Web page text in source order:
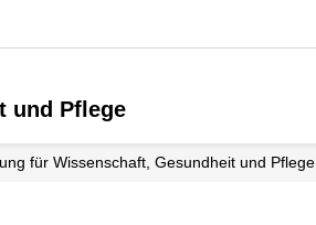
und Pflege
für Wissenschaft, Gesundheit und Pflege